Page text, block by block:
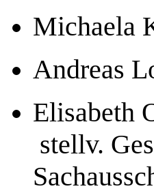
Michaela
Andreas
Elisabeth
stellv.